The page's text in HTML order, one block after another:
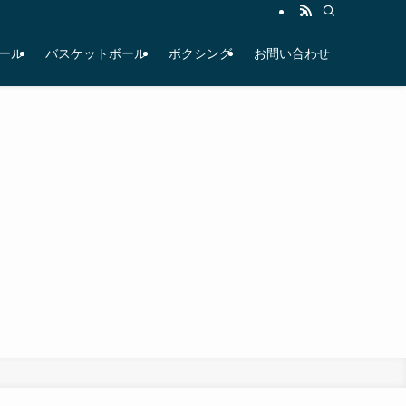
ル バスケットボール ボクシング お問い合わせ